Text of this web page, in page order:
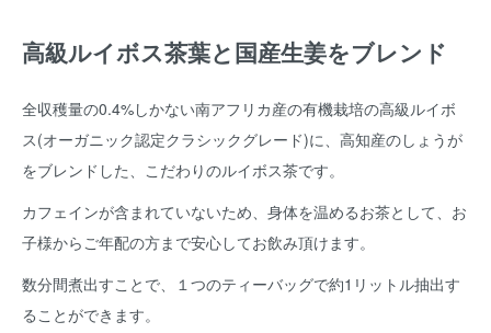
高級ルイボス茶葉と国産生姜をブレンド
全収穫量の0.4%しかない南アフリカ産の有機栽培の高級ルイボ
ス(オーガニック認定クラシックグレード)に、高知産のしょうが
をブレンドした、こだわりのルイボス茶です。
カフェインが含まれていないため、身体を温めるお茶として、お
子様からご年配の方まで安心してお飲み頂けます。
数分間煮出すことで、１つのティーバッグで約1リットル抽出す
ることができます。